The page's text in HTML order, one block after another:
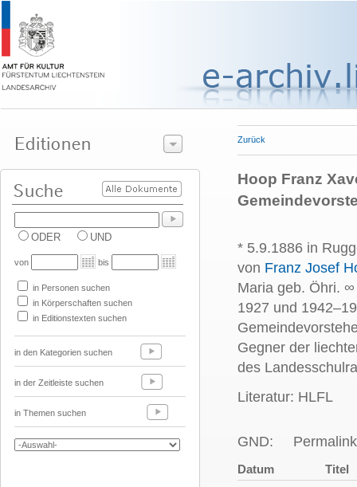
ODER UND
von bis
in Personen suchen
in Körperschaften suchen
in Editionstexten suchen
in den Kategorien suchen
in der Zeitleiste suchen
in Themen suchen
Zurück
Hoop Franz
* 5.9.1886 in
von Franz Josef
Maria geb. Öhri.
1927 und
Gegner der
des
Literatur: HLFL
GND:
Datum Titel